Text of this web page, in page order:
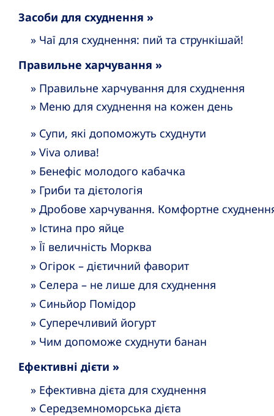
Засоби для схуднення »
» Чаї для схуднення: пий та стрункішай!
Правильне харчування »
» Правильне харчування для схуднення
» Меню для схуднення на кожен день
» Cупи, які допоможуть схуднути
» Viva олива!
» Бенефіс молодого кабачка
» Гриби та дієтологія
» Дробове харчування. Комфортне
» Істина про яйце
» Її величність Морква
» Огірок – дієтичний фаворит
» Селера – не лише для схуднення
» Синьйор Помідор
» Суперечливий йогурт
» Чим допоможе схуднути банан
Ефективні дієти »
» Ефективна дієта для схуднення
» Середземноморська дієта